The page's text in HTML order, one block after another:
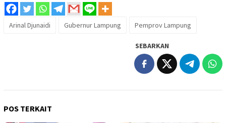
Arinal Djunaidi Gubernur Lampung Pemprov Lampung
SEBARKAN
POS TERKAIT